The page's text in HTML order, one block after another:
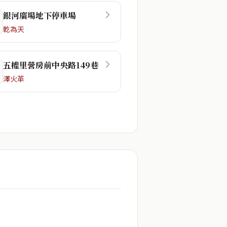
銀河廣場地下停車場
乾為天
五權里營房前中央路149巷
澤火革